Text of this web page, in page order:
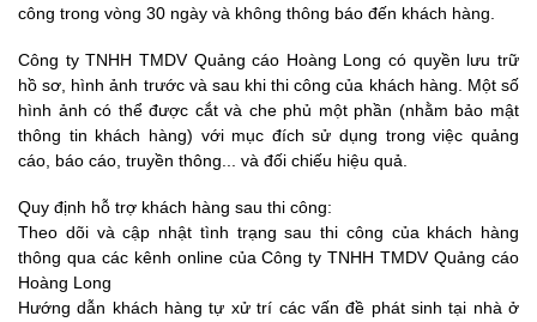
công trong vòng 30 ngày và không thông báo đến khách hàng.
Công ty TNHH TMDV Quảng cáo Hoàng Long có quyền lưu trữ
hồ sơ, hình ảnh trước và sau khi thi công của khách hàng. Một số
hình ảnh có thể được cắt và che phủ một phần (nhằm bảo mật
thông tin khách hàng) với mục đích sử dụng trong việc quảng
cáo, báo cáo, truyền thông... và đối chiếu hiệu quả.
Quy định hỗ trợ khách hàng sau thi công:
Theo dõi và cập nhật tình trạng sau thi công của khách hàng
thông qua các kênh online củaCông ty TNHH TMDV Quảng cáo
Hoàng Long
Hướng dẫn khách hàng tự xử trí các vấn đề phát sinh tại nhà ở